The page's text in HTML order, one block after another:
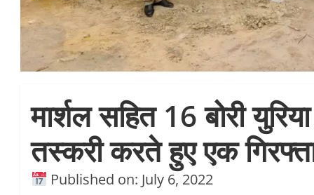
मार्शल सहित 16 बोरी
तस्करी करते हुए एक
Published on: July 6, 2022